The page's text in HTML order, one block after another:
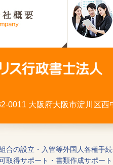
0011 大阪府大阪市淀川区
合の設立・入管等外国人各種手
取得サポート・書類作成サポート